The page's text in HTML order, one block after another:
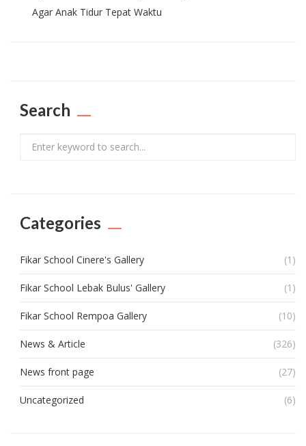
Agar Anak Tidur Tepat Waktu
Search
Categories
Fikar School Cinere's Gallery (1)
Fikar School Lebak Bulus' Gallery (1)
Fikar School Rempoa Gallery (10)
News & Article (326)
News front page (27)
Uncategorized (6)